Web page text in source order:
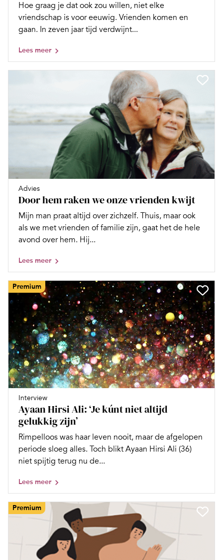
Hoe graag je dat ook zou willen, niet elke
vriendschap is voor eeuwig. Vrienden komen en
gaan. In zeven jaar tijd verdwijnt...
Lees meer
Advies
Door hem raken we onze vrienden kwijt
Mijn man praat altijd over zichzelf. Thuis, maar ook
als we met vrienden of familie zijn, gaat het de hele
avond over hem. Hij...
Lees meer
Premium
Interview
Ayaan Hirsi Ali: ‘Je kúnt niet altijd
gelukkig zijn’
Rimpelloos was haar leven nooit, maar de afgelopen
periode sloeg alles. Toch blikt Ayaan Hirsi Ali (36)
niet spijtig terug nu de...
Lees meer
Premium